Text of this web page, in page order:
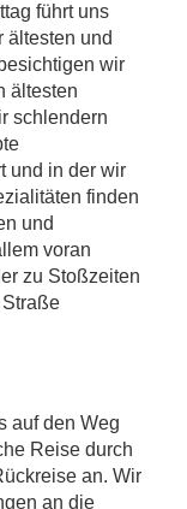
führt uns
ältesten und
wir
ältesten
schlendern
und in der wir
finden
und
voran
zu Stoßzeiten
auf den Weg
Reise durch
an. Wir
an die